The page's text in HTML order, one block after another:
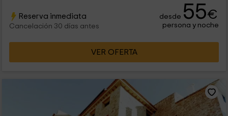
Reserva inmediata
Cancelación 30 días antes
desde 55€
persona y noche
VER OFERTA